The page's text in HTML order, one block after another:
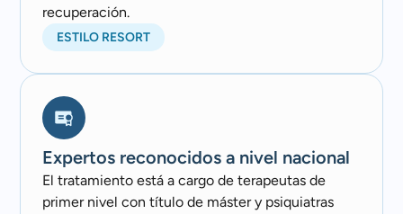
recuperación.
ESTILO RESORT
Expertos reconocidos a nivel nacional
El tratamiento está a cargo de terapeutas de
primer nivel con título de máster y psiquiatras